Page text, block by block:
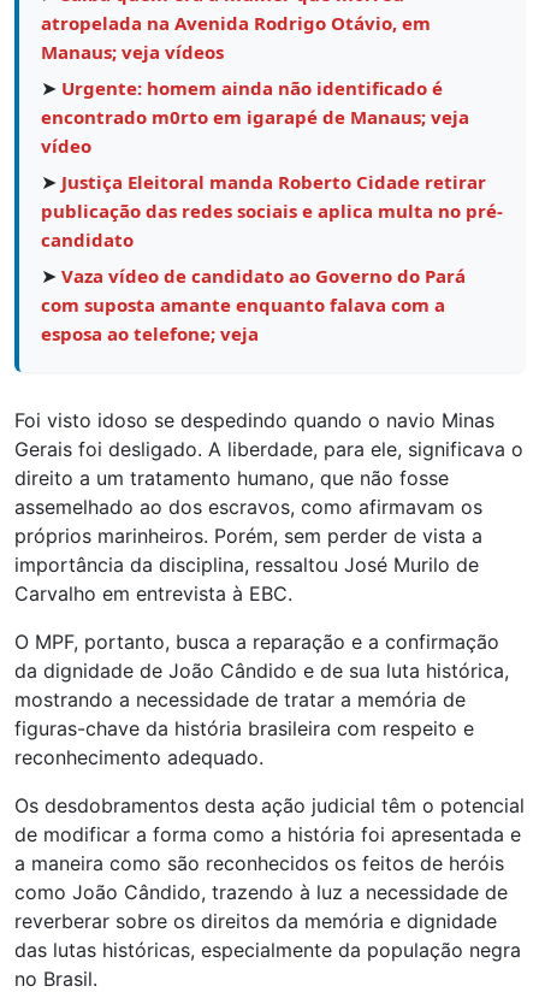
atropelada na Avenida Rodrigo Otávio, em
Manaus; veja vídeos
➤ Urgente: homem ainda não identificado é
encontrado m0rto em igarapé de Manaus; veja
vídeo
➤ Justiça Eleitoral manda Roberto Cidade retirar
publicação das redes sociais e aplica multa no pré-
candidato
➤ Vaza vídeo de candidato ao Governo do Pará
com suposta amante enquanto falava com a
esposa ao telefone; veja
Foi visto idoso se despedindo quando o navio Minas
Gerais foi desligado. A liberdade, para ele, significava o
direito a um tratamento humano, que não fosse
assemelhado ao dos escravos, como afirmavam os
próprios marinheiros. Porém, sem perder de vista a
importância da disciplina, ressaltou José Murilo de
Carvalho em entrevista à EBC.
O MPF, portanto, busca a reparação e a confirmação
da dignidade de João Cândido e de sua luta histórica,
mostrando a necessidade de tratar a memória de
figuras-chave da história brasileira com respeito e
reconhecimento adequado.
Os desdobramentos desta ação judicial têm o potencial
de modificar a forma como a história foi apresentada e
a maneira como são reconhecidos os feitos de heróis
como João Cândido, trazendo à luz a necessidade de
reverberar sobre os direitos da memória e dignidade
das lutas históricas, especialmente da população negra
no Brasil.